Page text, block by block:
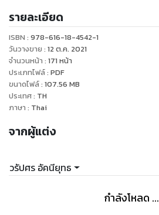
รายละเอียด
ISBN : 978-616-18-4542-1
วันวางขาย : 12 ต.ค. 2021
จำนวนหน้า : 171 หน้า
ประเภทไฟล์: PDF
ขนาดไฟล์: 107.56 MB
ประเทศ: TH
ภาษา : Thai
จากผู้แต่ง
วรัปศร อัคนียุทธ
กำลังโหลด ...